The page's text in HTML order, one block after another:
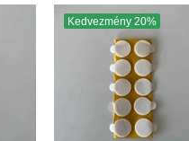
Kedvezmény 20%